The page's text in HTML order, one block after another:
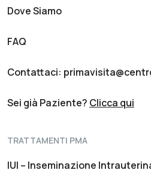
Dove Siamo
FAQ
Contattaci:
Sei già Paziente? Clicca qui
TRATTAMENTI PMA
IUI – Inseminazione